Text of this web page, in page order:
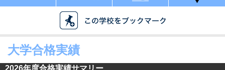
大学合格実績
2026年度合格実績サマリー